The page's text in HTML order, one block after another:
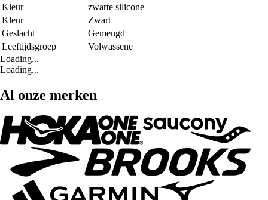
Kleur
zwarte silicone
Kleur
Zwart
Geslacht
Gemengd
Leeftijdsgroep
Volwassene
Loading...
Loading...
Al onze merken